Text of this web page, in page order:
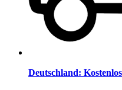
Deutschland: